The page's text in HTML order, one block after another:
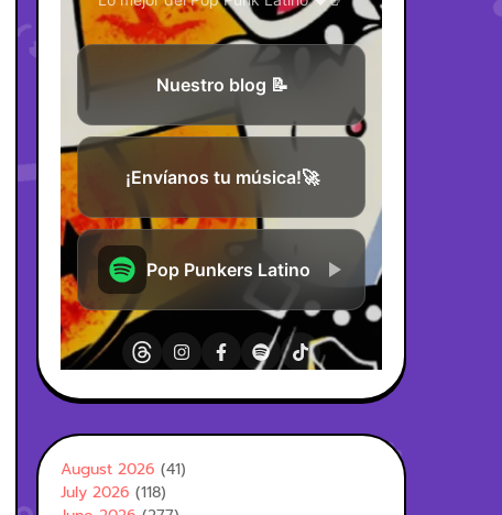
August 2026 (41)
July 2026 (118)